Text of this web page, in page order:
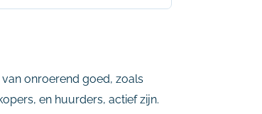
onroerend goed, zoals
en huurders, actief zijn.